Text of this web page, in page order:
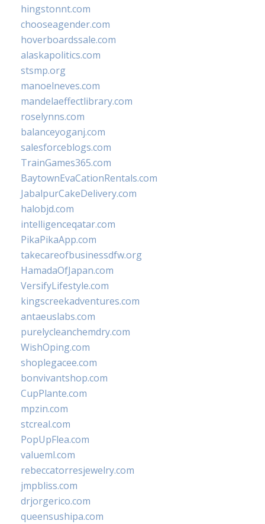
hingstonnt.com
chooseagender.com
hoverboardssale.com
alaskapolitics.com
stsmp.org
manoelneves.com
mandelaeffectlibrary.com
roselynns.com
balanceyoganj.com
salesforceblogs.com
TrainGames365.com
BaytownEvaCationRentals.com
JabalpurCakeDelivery.com
halobjd.com
intelligenceqatar.com
PikaPikaApp.com
takecareofbusinessdfw.org
HamadaOfJapan.com
VersifyLifestyle.com
kingscreekadventures.com
antaeuslabs.com
purelycleanchemdry.com
WishOping.com
shoplegacee.com
bonvivantshop.com
CupPlante.com
mpzin.com
stcreal.com
PopUpFlea.com
valueml.com
rebeccatorresjewelry.com
jmpbliss.com
drjorgerico.com
queensushipa.com